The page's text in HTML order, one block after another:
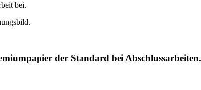
bei.
der Standard bei Abschlussarbeiten.